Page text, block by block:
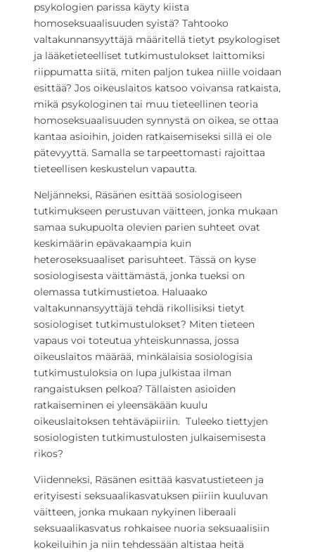
psykologien parissa käyty kiista
homoseksuaalisuuden syistä? Tahtooko
valtakunnansyyttäjä määritellä tietyt psykologiset
ja lääketieteelliset tutkimustulokset laittomiksi
riippumatta siitä, miten paljon tukea niille voidaan
esittää? Jos oikeuslaitos katsoo voivansa ratkaista,
mikä psykologinen tai muu tieteellinen teoria
homoseksuaalisuuden synnystä on oikea, se ottaa
kantaa asioihin, joiden ratkaisemiseksi sillä ei ole
pätevyyttä. Samalla se tarpeettomasti rajoittaa
tieteellisen keskustelun vapautta.
Neljänneksi, Räsänen esittää sosiologiseen
tutkimukseen perustuvan väitteen, jonka mukaan
samaa sukupuolta olevien parien suhteet ovat
keskimäärin epävakaampia kuin
heteroseksuaaliset parisuhteet. Tässä on kyse
sosiologisesta väittämästä, jonka tueksi on
olemassa tutkimustietoa. Haluaako
valtakunnansyyttäjä tehdä rikollisiksi tietyt
sosiologiset tutkimustulokset? Miten tieteen
vapaus voi toteutua yhteiskunnassa, jossa
oikeuslaitos määrää, minkälaisia sosiologisia
tutkimustuloksia on lupa julkistaa ilman
rangaistuksen pelkoa? Tällaisten asioiden
ratkaiseminen ei yleensäkään kuulu
oikeuslaitoksen tehtäväpiiriin. Tuleeko tiettyjen
sosiologisten tutkimustulosten julkaisemisesta
rikos?
Viidenneksi, Räsänen esittää kasvatustieteen ja
erityisesti seksuaalikasvatuksen piiriin kuuluvan
väitteen, jonka mukaan nykyinen liberaali
seksuaalikasvatus rohkaisee nuoria seksuaalisiin
kokeiluihin ja niin tehdessään altistaa heitä